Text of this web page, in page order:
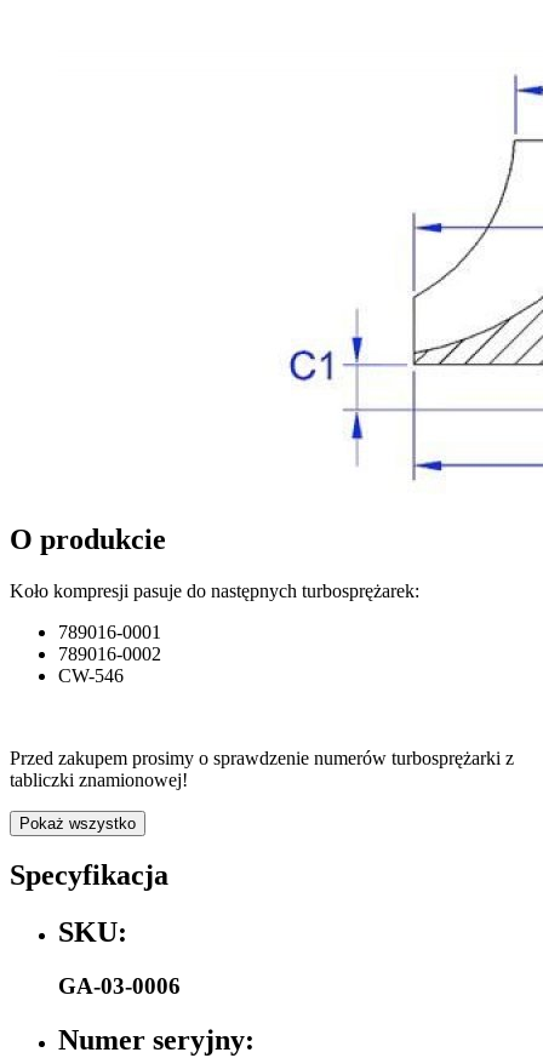
O produkcie
Koło kompresji pasuje do następnych turbosprężarek:
789016-0001
789016-0002
CW-546
Przed zakupem prosimy o sprawdzenie numerów turbosprężarki z
tabliczki znamionowej!
Pokaż wszystko
Specyfikacja
SKU:
GA-03-0006
Numer seryjny: